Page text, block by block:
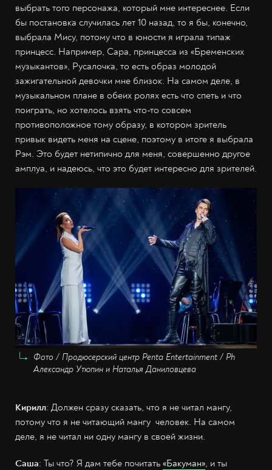
выбрать того персонажа, который мне интереснее. Если
бы постановка случилась лет 10 назад, то я бы, конечно,
выбрала Мису, потому что в юности я играла типаж
принцесс. Например, Сара, принцесса из «Бременских
музыкантов», Русалочка, то есть образ молодой
зажигательной девочки мне близок. На самом деле, в
музыкальном плане в обеих ролях есть что спеть и что
поиграть, но хотелось взять что-то совсем
противоположное тому образу, в котором зритель
привык видеть меня на сцене, поэтому в итоге я выбрала
Рэм. Это будет нетипично для меня, совершенно другое
амплуа, и надеюсь, что это будет интересно для зрителей.
Фото / Продюсерский центр Penta Entertainment / Ph
Александр Утюпин и Наталья Даниловцева
Кирилл: Должен сразу сказать, что я не читал мангу,
потому что я не читающий мангу человек. На самом
деле, я не читал ни одну мангу в своей жизни.
Саша: Ты что? Я дам тебе почитать «Бакуман», и ты